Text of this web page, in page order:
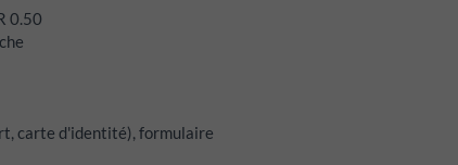
0.50
carte d'identité), formulaire